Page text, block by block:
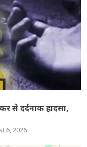
से दर्दनाक हादसा,
6, 2026